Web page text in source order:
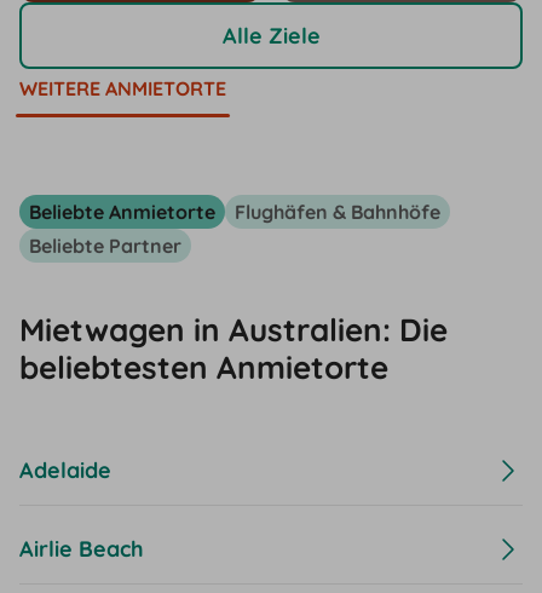
Alle Ziele
WEITERE ANMIETORTE
Beliebte Anmietorte
Flughäfen & Bahnhöfe
Beliebte Partner
Mietwagen in Australien: Die
beliebtesten Anmietorte
Adelaide
Airlie Beach